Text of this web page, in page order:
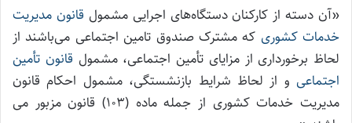
«آن دسته از کارکنان دستگاه‌های اجرایی مشمول قانون مدیریت
خدمات کشوری که مشترک صندوق تامین اجتماعی می‌باشند از
لحاظ برخورداری از مزایای تأمین اجتماعی، مشمول قانون تأمین
اجتماعی و از لحاظ شرایط بازنشستگی، مشمول احکام قانون
مدیریت خدمات کشوری از جمله ماده (۱۰۳) قانون مزبور می